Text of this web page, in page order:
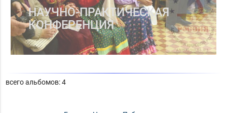
НАУЧНО-ПРАКТИЧЕСКАЯ
КОНФЕРЕНЦИЯ
всего альбомов: 4